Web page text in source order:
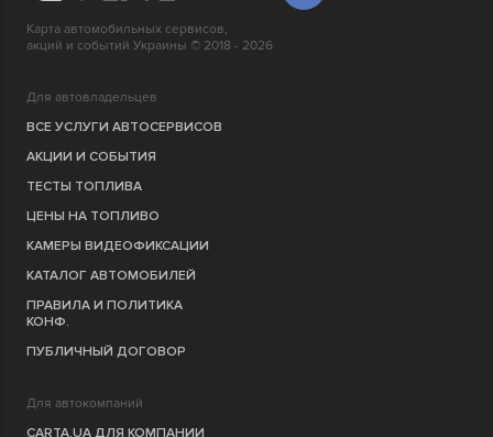
Карта автомобильных сервисов,
акций и событий Украины © 2018 - 2026
Для автовладельцев
ВСЕ УСЛУГИ АВТОСЕРВИСОВ
АКЦИИ И СОБЫТИЯ
ТЕСТЫ ТОПЛИВА
ЦЕНЫ НА ТОПЛИВО
КАМЕРЫ ВИДЕОФИКСАЦИИ
КАТАЛОГ АВТОМОБИЛЕЙ
ПРАВИЛА И ПОЛИТИКА
КОНФ.
ПУБЛИЧНЫЙ ДОГОВОР
Для автокомпаний
CARTA.UA ДЛЯ КОМПАНИИ